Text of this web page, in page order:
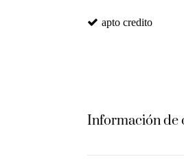
apto credito
Información de